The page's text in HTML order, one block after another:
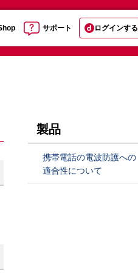
サポート ログインする
製品
携帯電話の電波防護への
適合性について